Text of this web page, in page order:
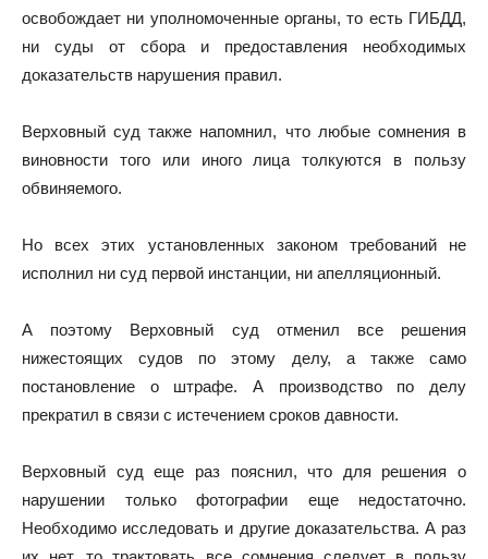
освобождает ни уполномоченные органы, то есть ГИБДД,
ни суды от сбора и предоставления необходимых
доказательств нарушения правил.
Верховный суд также напомнил, что любые сомнения в
виновности того или иного лица толкуются в пользу
обвиняемого.
Но всех этих установленных законом требований не
исполнил ни суд первой инстанции, ни апелляционный.
А поэтому Верховный суд отменил все решения
нижестоящих судов по этому делу, а также само
постановление о штрафе. А производство по делу
прекратил в связи с истечением сроков давности.
Верховный суд еще раз пояснил, что для решения о
нарушении только фотографии еще недостаточно.
Необходимо исследовать и другие доказательства. А раз